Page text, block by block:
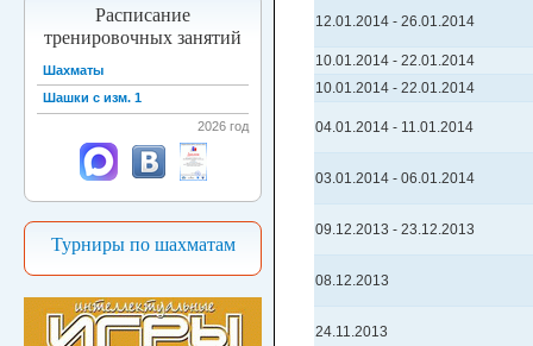
Расписание
тренировочных занятий
Шахматы
Шашки с изм. 1
2026 год
Турниры по шахматам
12.01.2014 - 26.01.2014
10.01.2014 - 22.01.2014
10.01.2014 - 22.01.2014
04.01.2014 - 11.01.2014
03.01.2014 - 06.01.2014
09.12.2013 - 23.12.2013
08.12.2013
24.11.2013